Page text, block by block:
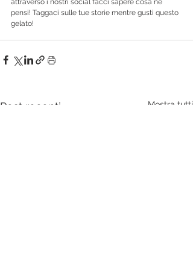
attraverso i nostri social facci sapere cosa ne
pensi! Taggaci sulle tue storie mentre gusti questo
gelato!
Post recenti Mostra tutti